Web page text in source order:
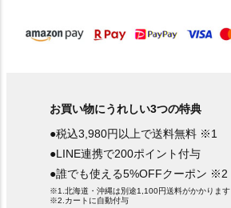
お買い物にうれしい3つの特典
●税込3,980円以上で送料無料 ※1
●LINE連携で200ポイント付与
●誰でも使える5%OFFクーポン ※2
※1.北海道・沖縄は別途1,100円送料がかかります
※2.カートに自動付与